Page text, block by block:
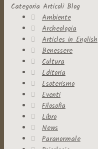
Categoria Articoli Blog
Ambiente
Archeologia
Articles in English
Benessere
Cultura
Editoria
Esoterismo
Eventi
Filosofia
Libro
News
Paranormale